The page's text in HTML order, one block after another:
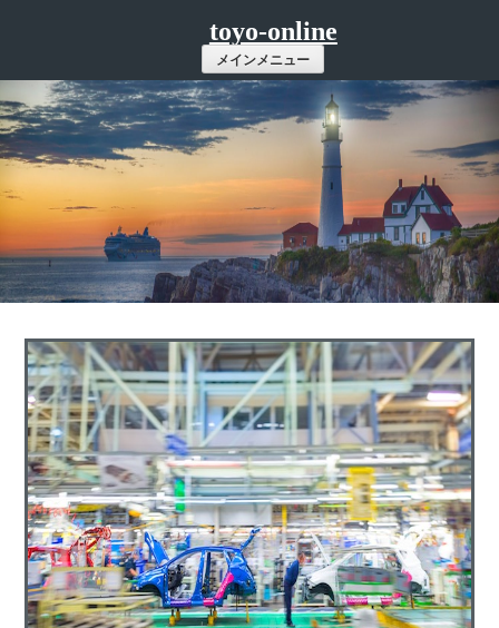
ツ
へ
ス
キ
ッ
プ
toyo-online
メインメニュー